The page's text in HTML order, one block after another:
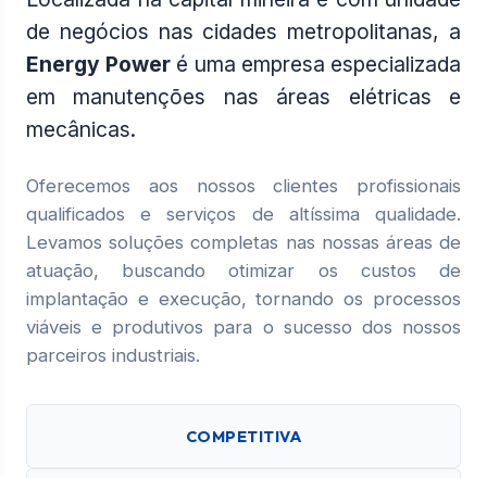
de negócios nas cidades metropolitanas, a
Energy Power é uma empresa especializada
em manutenções nas áreas elétricas e
mecânicas.
Oferecemos aos nossos clientes profissionais
qualificados e serviços de altíssima qualidade.
Levamos soluções completas nas nossas áreas de
atuação, buscando otimizar os custos de
implantação e execução, tornando os processos
viáveis e produtivos para o sucesso dos nossos
parceiros industriais.
COMPETITIVA